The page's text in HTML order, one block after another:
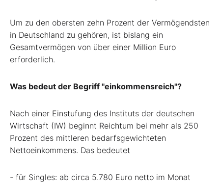
Um zu den obersten zehn Prozent der Vermögendsten
in Deutschland zu gehören, ist bislang ein
Gesamtvermögen von über einer Million Euro
erforderlich.
Was bedeut der Begriff "einkommensreich"?
Nach einer Einstufung des Instituts der deutschen
Wirtschaft (IW) beginnt Reichtum bei mehr als 250
Prozent des mittleren bedarfsgewichteten
Nettoeinkommens. Das bedeutet
- für Singles: ab circa 5.780 Euro netto im Monat